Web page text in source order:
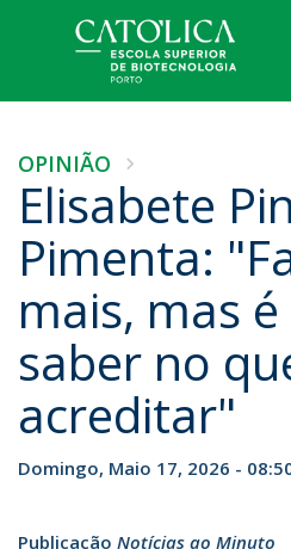
OPINIÃO
Elisabete
Pimenta:
mais, mas
saber no
acreditar"
Domingo, Maio 17, 2026 -
Publicação Notícias ao Minuto